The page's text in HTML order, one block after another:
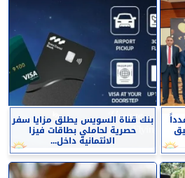
بنك قناة السويس يطلق مزايا سفر
حصرية لحاملي بطاقات فيزا
الائتمانية داخل...